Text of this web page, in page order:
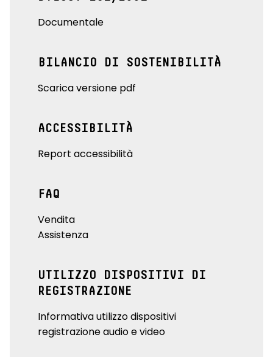
Documentale
BILANCIO DI SOSTENIBILITÀ
Scarica versione pdf
ACCESSIBILITÀ
Report accessibilità
FAQ
Vendita
Assistenza
UTILIZZO DISPOSITIVI DI
REGISTRAZIONE
Informativa utilizzo dispositivi
registrazione audio e video